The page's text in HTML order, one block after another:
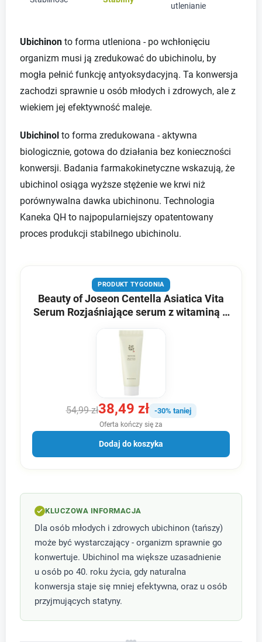
utlenianie
Ubichinon to forma utleniona - po wchłonięciu
organizm musi ją zredukować do ubichinolu, by
mogła pełnić funkcję antyoksydacyjną. Ta konwersja
zachodzi sprawnie u osób młodych i zdrowych, ale z
wiekiem jej efektywność maleje.
Ubichinol to forma zredukowana - aktywna
biologicznie, gotowa do działania bez konieczności
konwersji. Badania farmakokinetyczne wskazują, że
ubichinol osiąga wyższe stężenie we krwi niż
porównywalna dawka ubichinonu. Technologia
Kaneka QH to najpopularniejszy opatentowany
proces produkcji stabilnego ubichinolu.
PRODUKT TYGODNIA
Beauty of Joseon Centella Asiatica Vita
Serum Rozjaśniające serum z witaminą C
54,99 zł38,49 zł -30% taniej
Oferta kończy się za
Dodaj do koszyka
KLUCZOWA INFORMACJA
Dla osób młodych i zdrowych ubichinon (tańszy)
może być wystarczający - organizm sprawnie go
konwertuje. Ubichinol ma większe uzasadnienie
u osób po 40. roku życia, gdy naturalna
konwersja staje się mniej efektywna, oraz u osób
przyjmujących statyny.